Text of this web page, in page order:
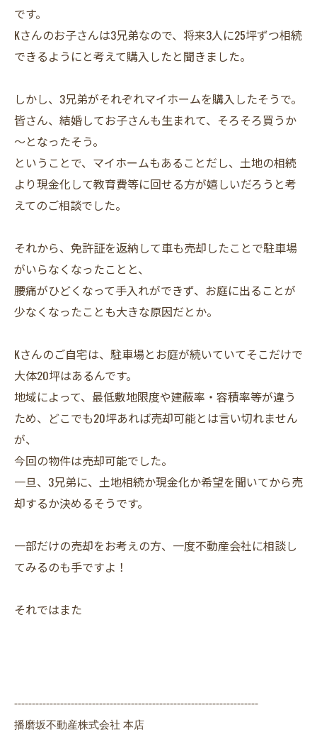
です。
Kさんのお子さんは3兄弟なので、将来3人に25坪ずつ相続
できるようにと考えて購入したと聞きました。
しかし、3兄弟がそれぞれマイホームを購入したそうで。
皆さん、結婚してお子さんも生まれて、そろそろ買うか
～となったそう。
ということで、マイホームもあることだし、土地の相続
より現金化して教育費等に回せる方が嬉しいだろうと考
えてのご相談でした。
それから、免許証を返納して車も売却したことで駐車場
がいらなくなったことと、
腰痛がひどくなって手入れができず、お庭に出ることが
少なくなったことも大きな原因だとか。
Kさんのご自宅は、駐車場とお庭が続いていてそこだけで
大体20坪はあるんです。
地域によって、最低敷地限度や建蔽率・容積率等が違う
ため、どこでも20坪あれば売却可能とは言い切れません
が、
今回の物件は売却可能でした。
一旦、3兄弟に、土地相続か現金化か希望を聞いてから売
却するか決めるそうです。
一部だけの売却をお考えの方、一度不動産会社に相談し
てみるのも手ですよ！
それではまた
---------------------------------------------------------------------
播磨坂不動産株式会社 本店